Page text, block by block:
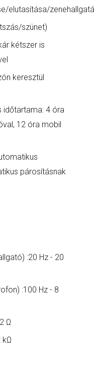
elutasítása/
szünet)
kétszer is
keresztül
időtartama: 4 óra
12 óra mobil
párosításnak
:20 Hz - 20
:100 Hz - 8
Ω
kΩ